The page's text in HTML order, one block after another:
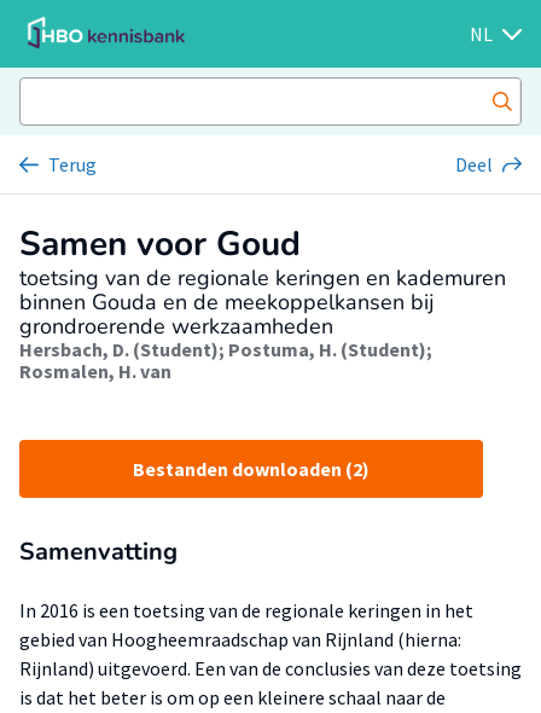
NL
Terug Deel
Samen voor Goud
toetsing van de regionale keringen en kademuren
binnen Gouda en de meekoppelkansen bij
grondroerende werkzaamheden
Hersbach, D. (Student); Postuma, H. (Student);
Rosmalen, H. van
Bestanden downloaden (2)
Samenvatting
In 2016 is een toetsing van de regionale keringen in het
gebied van Hoogheemraadschap van Rijnland (hierna:
Rijnland) uitgevoerd. Een van de conclusies van deze toetsing
is dat het beter is om op een kleinere schaal naar de